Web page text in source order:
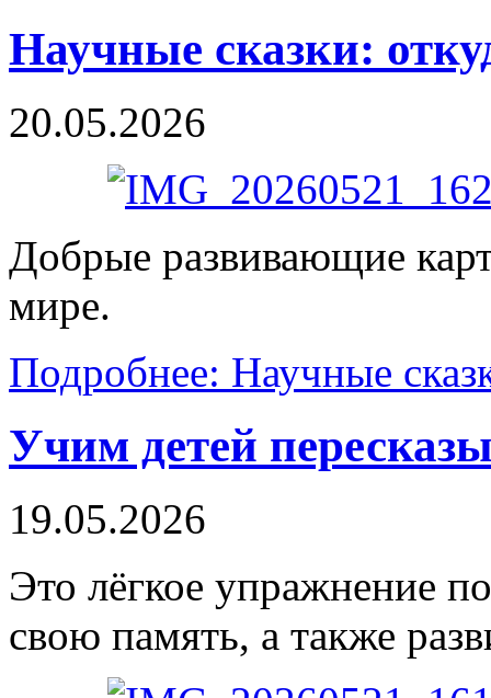
Научные сказки:
20.05.2026
Добрые развивающие
мире.
Подробнее: Научные
Учим детей
19.05.2026
Это лёгкое упражнение
свою память, а также